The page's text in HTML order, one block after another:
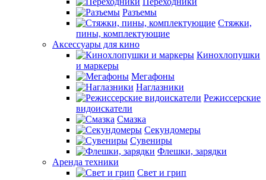
Разъемы
Стяжки,
пины, комплектующие
Аксессуары для кино
Кинохлопушки
и маркеры
Мегафоны
Наглазники
Режиссерские
видоискатели
Смазка
Секундомеры
Сувениры
Флешки, зарядки
Аренда техники
Свет и грип